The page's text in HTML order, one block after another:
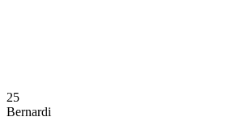
25
Bernardi